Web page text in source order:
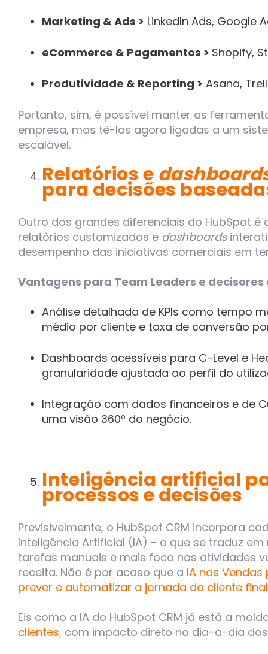
Marketing & Ads > LinkedIn Ads, Google
eCommerce & Pagamentos > Shopify,
Produtividade & Reporting > Asana,
Portanto, sim, é possível manter as
empresa, mas tê-las agora ligadas a um
escalável.
Relatórios e
para decisões
Outro dos grandes diferenciais do HubSpot
relatórios customizados e dashboards
desempenho das iniciativas comerciais em
Vantagens para Team Leaders e
Análise detalhada de KPIs como tempo
médio por cliente e taxa de conversão
Dashboards acessíveis para C-Level e
granularidade ajustada ao perfil do
Integração com dados financeiros e de
uma visão 360º do negócio.
Inteligência artificial
processos e decisões
Previsivelmente, o HubSpot CRM incorpora
Inteligência Artificial (IA) - o que se traduz
tarefas manuais e mais foco nas atividades
receita. Não é por acaso que a IA nas Vendas
prever e automatizar a jornada do cliente final
Eis como a IA do HubSpot CRM já está a
clientes, com impacto direto no dia-a-dia